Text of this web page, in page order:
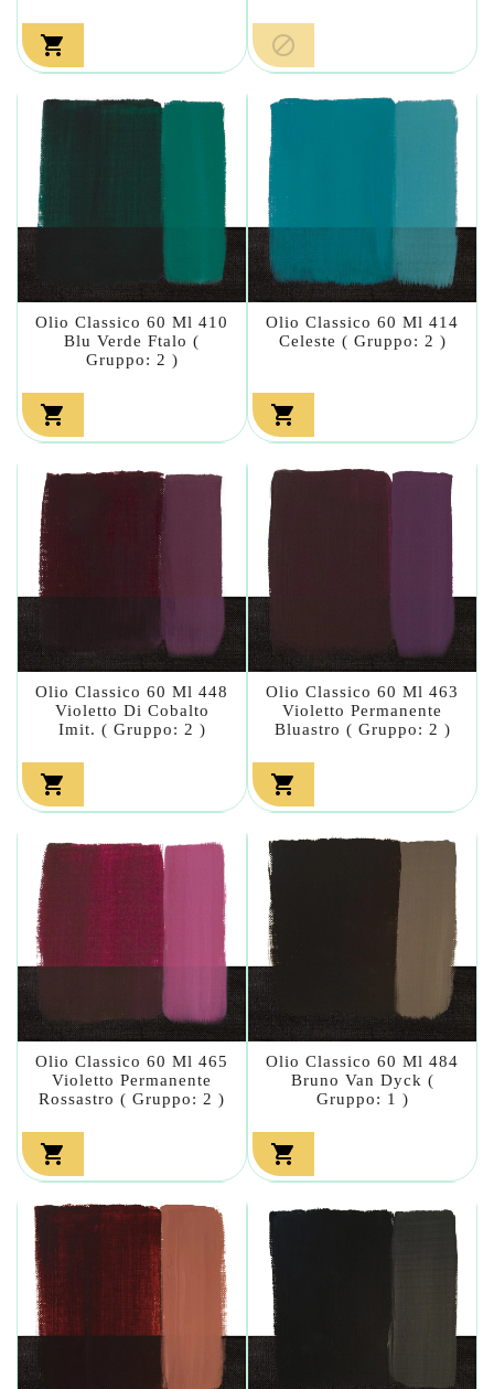
 
Olio Classico 60 Ml 410
Blu Verde Ftalo (
Gruppo: 2 )

Olio Classico 60 Ml 414
Celeste ( Gruppo: 2 )

Olio Classico 60 Ml 448
Violetto Di Cobalto
Imit. ( Gruppo: 2 )

Olio Classico 60 Ml 463
Violetto Permanente
Bluastro ( Gruppo: 2 )

Olio Classico 60 Ml 465
Violetto Permanente
Rossastro ( Gruppo: 2 )

Olio Classico 60 Ml 484
Bruno Van Dyck (
Gruppo: 1 )
